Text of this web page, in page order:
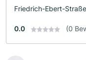
Friedrich-Ebert-
0.0 (0